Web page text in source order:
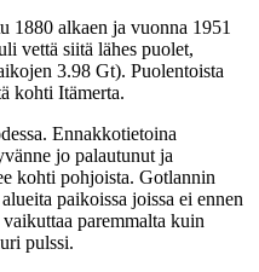
1880 alkaen ja vuonna 1951
vettä siitä lähes puolet,
3.98 Gt). Puolentoista
kohti Itämerta.
Ennakkotietoina
jo palautunut ja
kohti pohjoista. Gotlannin
paikoissa joissa ei ennen
paremmalta kuin
pulssi.